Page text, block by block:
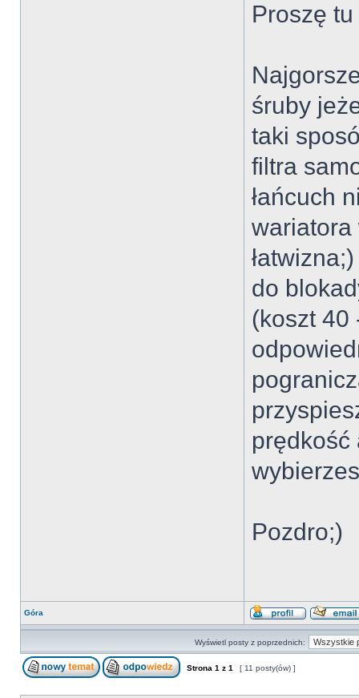
Proszę
śruby
taki
filtra
łańcuch
wariatora
do
(koszt 40
prędkość
Pozdro;)
Góra
Wyświetl posty z poprzednich:
Strona 1 z 1 [ 11 posty(ów) ]